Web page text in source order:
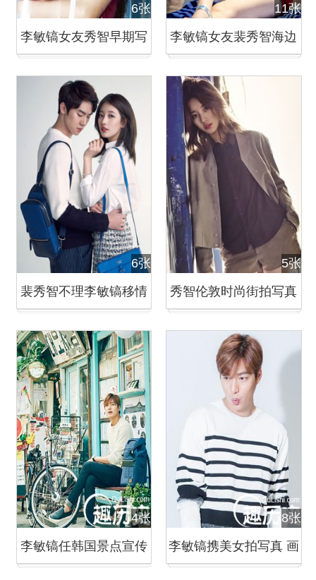
6张
李敏镐女友秀智早期写
爱
11张
李敏镐女友裴秀智海边
无敌
6张
裴秀智不理李敏镐移情
5张
秀智伦敦时尚街拍写真
4张
李敏镐任韩国景点宣传
8张
李敏镐携美女拍写真 画